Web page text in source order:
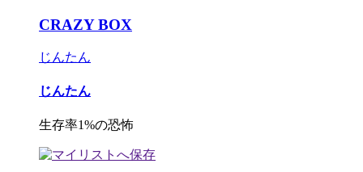
CRAZY BOX
じんたん
じんたん
生存率1%の恐怖